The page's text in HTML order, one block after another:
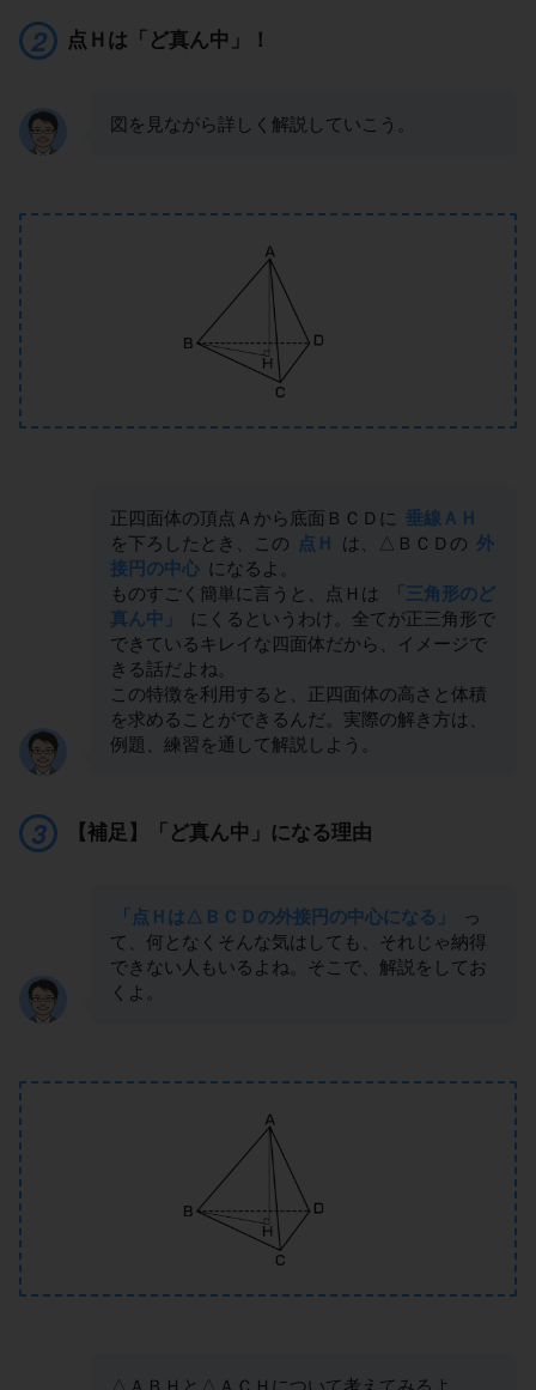
点Ｈは「ど真ん中」！
図を見ながら詳しく解説していこう。
正四面体の頂点Ａから底面ＢＣＤに 垂線ＡＨ
を下ろしたとき、この 点Ｈ は、△ＢＣＤの 外
接円の中心 になるよ。
ものすごく簡単に言うと、点Ｈは
「三角形のど
真ん中」
にくるというわけ。全てが正三角形で
できているキレイな四面体だから、イメージで
きる話だよね。
この特徴を利用すると、正四面体の高さと体積
を求めることができるんだ。実際の解き方は、
例題、練習を通して解説しよう。
【補足】「ど真ん中」になる理由
「点Ｈは△ＢＣＤの外接円の中心になる」
っ
て、何となくそんな気はしても、それじゃ納得
できない人もいるよね。そこで、解説をしてお
くよ。
△ＡＢＨと△ＡＣＨについて考えてみるよ。